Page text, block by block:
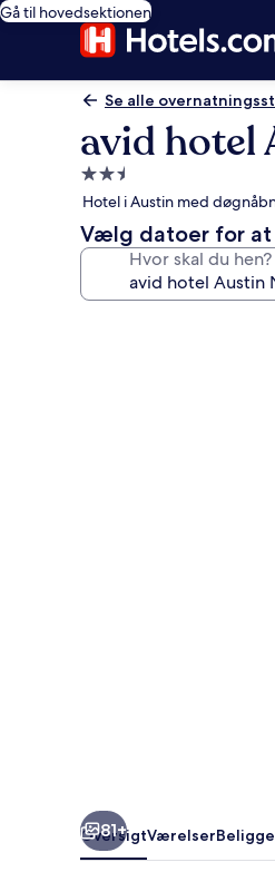
Gå til hovedsektionen
Se alle
avid hotel
2.5-
stjernet
overnatningssted
Hotel i Austin med
Vælg datoer for at
Hvor skal du hen?
81+
OversigtVærelser